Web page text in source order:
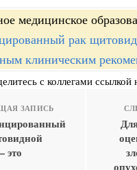
медицинское
рак
клиническим
с коллегами ссылкой
ЗАПИСЬ
это